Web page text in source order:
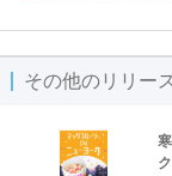
その他のリリース